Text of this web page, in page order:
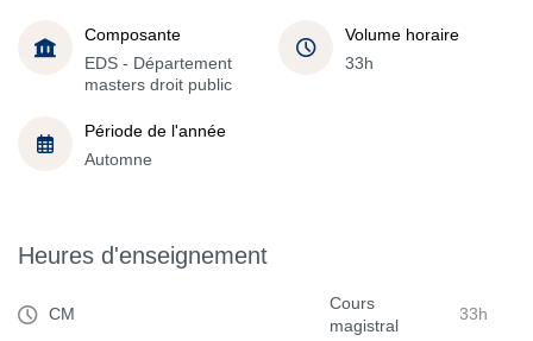
Composante
EDS - Département
masters droit public
Volume horaire
33h
Période de l'année
Automne
Heures d'enseignement
CM
Cours
magistral
33h